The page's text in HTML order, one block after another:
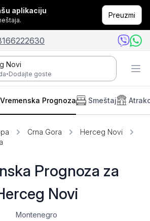
aplikaciju
Preuzmi
Novi
·Dodajte goste
Smeštaj
Vremenska Prognoza
Crna Gora
Herceg Novi
Prognoza za
Novi
Montenegro